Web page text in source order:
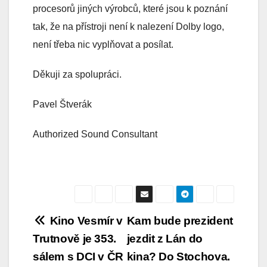
procesorů jiných výrobců, které jsou k poznání
tak, že na přístroji není k nalezení Dolby logo,
není třeba nic vyplňovat a posílat.
Děkuji za spolupráci.
Pavel Štverák
Authorized Sound Consultant
Navigace
pro
Kam bude prezident
jezdit z Lán do
kina? Do Stochova.
Kino Vesmír v
Trutnově je 353.
sálem s DCI v ČR